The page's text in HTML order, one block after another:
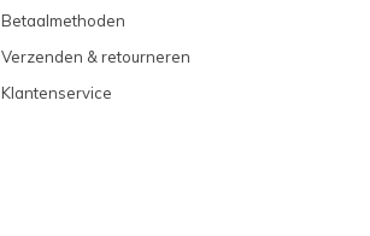
Betaalmethoden
Verzenden & retourneren
Klantenservice